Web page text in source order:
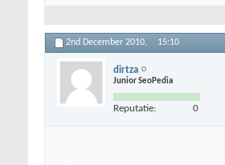
2nd December 2010, 15:10
dirtza
Junior SeoPedia
Reputatie: 0